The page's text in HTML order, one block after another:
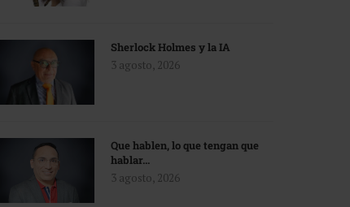
Sherlock Holmes y la IA
3 agosto, 2026
Que hablen, lo que tengan que
hablar…
3 agosto, 2026